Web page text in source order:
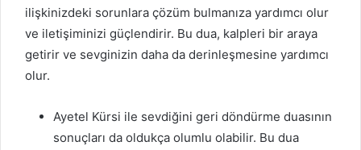
ilişkinizdeki sorunlara çözüm bulmanıza yardımcı olur
ve iletişiminizi güçlendirir. Bu dua, kalpleri bir araya
getirir ve sevginizin daha da derinleşmesine yardımcı
olur.
Ayetel Kürsi ile sevdiğini geri döndürme duasının
sonuçları da oldukça olumlu olabilir. Bu dua